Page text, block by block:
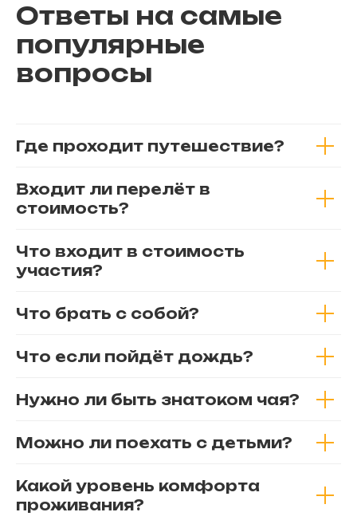
Ответы на самые
популярные
вопросы
Где проходит путешествие?
Входит ли перелёт в
стоимость?
Что входит в стоимость
участия?
Что брать с собой?
Что если пойдёт дождь?
Нужно ли быть знатоком чая?
Можно ли поехать с детьми?
Какой уровень комфорта
проживания?